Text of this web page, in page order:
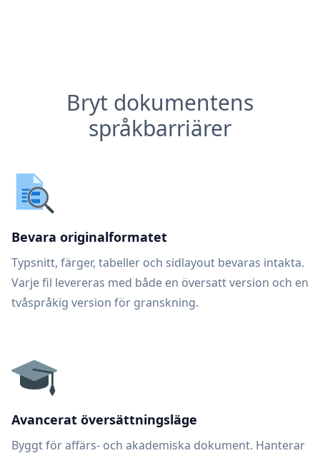
Bryt dokumentens
språkbarriärer
Bevara originalformatet
Typsnitt, färger, tabeller och sidlayout bevaras intakta.
Varje fil levereras med både en översatt version och en
tvåspråkig version för granskning.
Avancerat översättningsläge
Byggt för affärs- och akademiska dokument. Hanterar